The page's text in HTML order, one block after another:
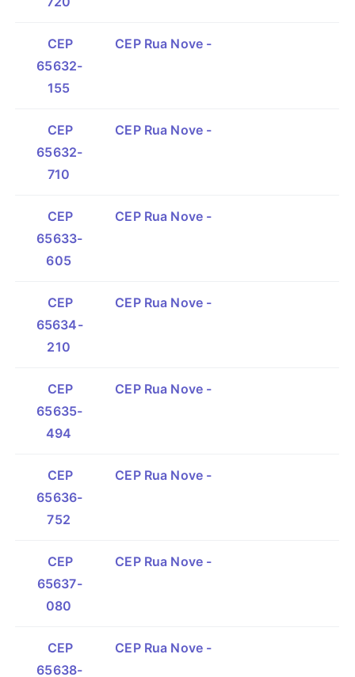
CEP
65632-
155
CEP Rua Nove -
CEP
65632-
710
CEP Rua Nove -
CEP
65633-
605
CEP Rua Nove -
CEP
65634-
210
CEP Rua Nove -
CEP
65635-
494
CEP Rua Nove -
CEP
65636-
752
CEP Rua Nove -
CEP
65637-
080
CEP Rua Nove -
CEP
65638-
CEP Rua Nove -